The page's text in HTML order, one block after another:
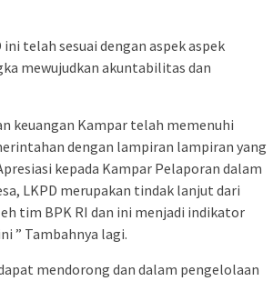
telah sesuai dengan aspek aspek
mewujudkan akuntabilitas dan
keuangan Kampar telah memenuhi
dengan lampiran lampiran yang
kepada Kampar Pelaporan dalam
LKPD merupakan tindak lanjut dari
tim BPK RI dan ini menjadi indikator
” Tambahnya lagi.
mendorong dan dalam pengelolaan